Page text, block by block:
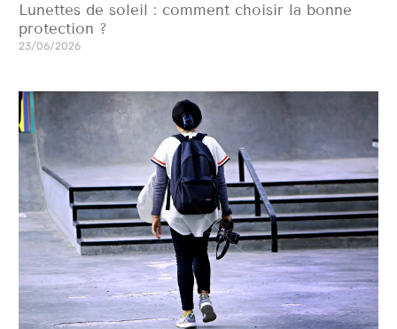
Lunettes de soleil : comment choisir la bonne
protection ?
23/06/2026